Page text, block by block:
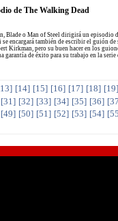
de The Walking Dead
Blade o Man of Steel dirigirá un episodio
encargará también de escribir el guión de
Kirkman, pero su buen hacer en los
garantía de éxito para su trabajo en la serie
13] [14] [15] [16] [17] [18] [19]
[31] [32] [33] [34] [35] [36] [
[49] [50] [51] [52] [53] [54] [